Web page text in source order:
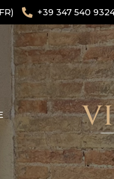
+39 347 540